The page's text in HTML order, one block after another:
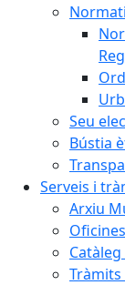
Seu
Bústia
Serveis i
Arxiu